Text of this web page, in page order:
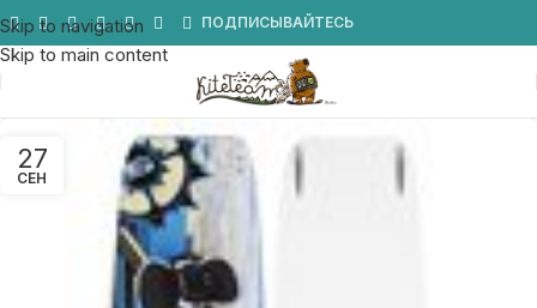
Skip to navigation
Skip to main content
ПОДПИСЫВАЙТЕСЬ
27
СЕН